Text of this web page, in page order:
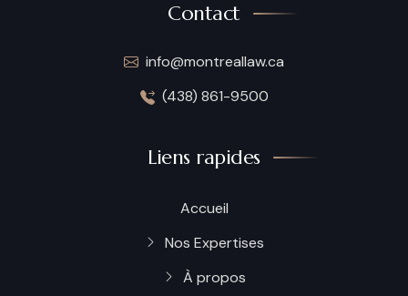
Contact
info@montreallaw.ca
(438) 861-9500
Liens rapides
Accueil
Nos Expertises
À propos